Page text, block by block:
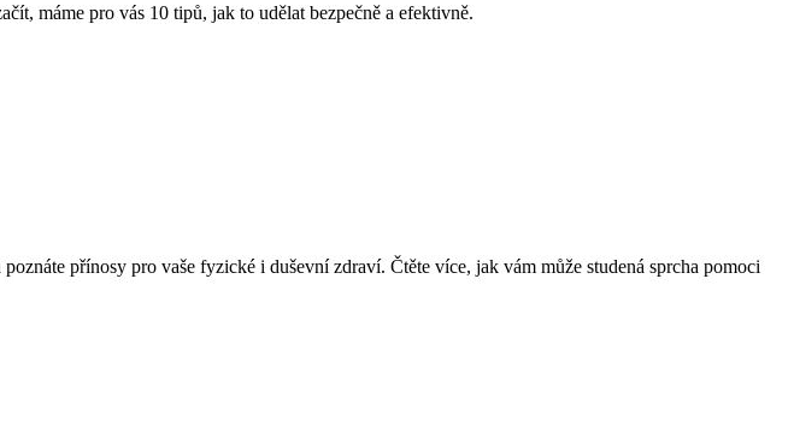
máme pro vás 10 tipů, jak to udělat bezpečně a efektivně.
přínosy pro vaše fyzické i duševní zdraví. Čtěte více, jak vám může studená sprcha pomoci